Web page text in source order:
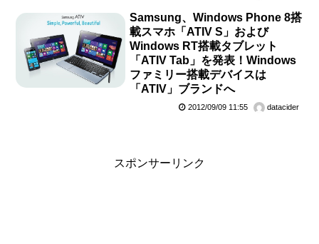
Samsung、Windows Phone 8搭
載スマホ「ATIV S」および
Windows RT搭載タブレット
「ATIV Tab」を発表！Windows
ファミリー搭載デバイスは
「ATIV」ブランドへ
2012/09/09 11:55 datacider
スポンサーリンク